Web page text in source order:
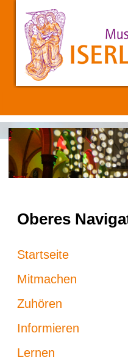
Oberes
Startseite
Mitmachen
Zuhören
Informieren
Lernen